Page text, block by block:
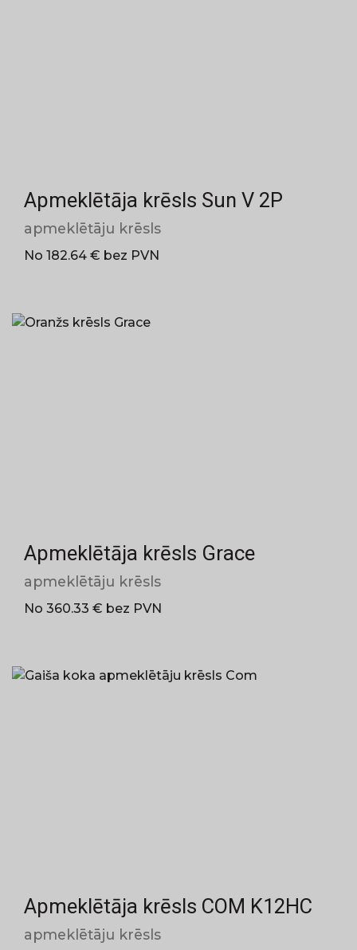
Apmeklētāja krēsls Sun V 2P
apmeklētāju krēsls
No 182.64 € bez PVN
Apmeklētāja krēsls Grace
apmeklētāju krēsls
No 360.33 € bez PVN
Apmeklētāja krēsls COM K12HC
apmeklētāju krēsls